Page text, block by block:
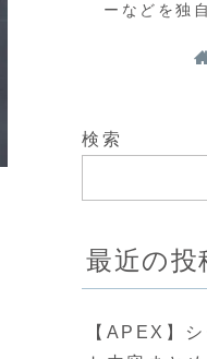
ーなどを独
検索
最近の投
【APEX】